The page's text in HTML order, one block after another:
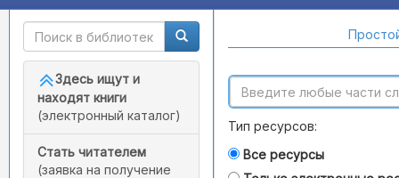
Здесь ищут и
находят книги
(электронный каталог)
Стать читателем
(заявка на получение
Тип ресурсов:
Все ресурсы